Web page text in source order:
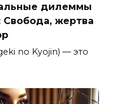
дилеммы
Свобода, жертва
no Kyojin) — это